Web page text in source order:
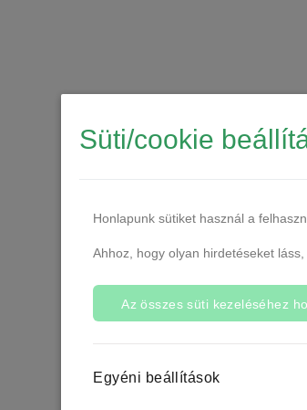
Süti/cookie
Honlapunk sütiket használ a
Ahhoz, hogy olyan hirdetéseket
Az összes süti kezeléséhez
Egyéni beállítások